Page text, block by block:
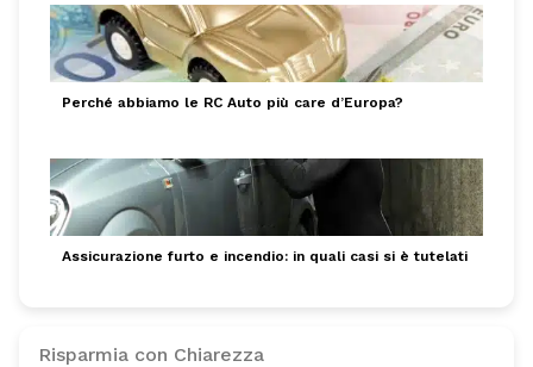
Perché abbiamo le RC Auto più care d’Europa?
Assicurazione furto e incendio: in quali casi si è tutelati
Risparmia con Chiarezza